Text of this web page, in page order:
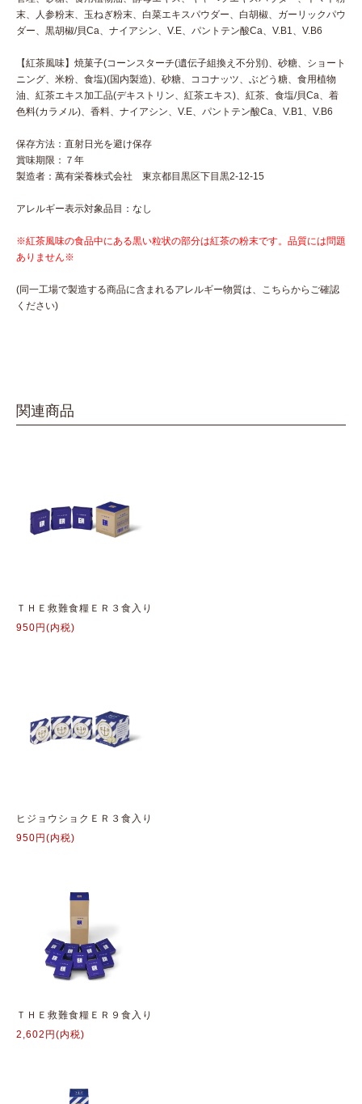
末、人参粉末、玉ねぎ粉末、白菜エキスパウダー、白胡椒、ガーリックパウ
ダー、黒胡椒/貝Ca、ナイアシン、V.E、パントテン酸Ca、V.B1、V.B6
【紅茶風味】焼菓子(コーンスターチ(遺伝子組換え不分別)、砂糖、ショート
ニング、米粉、食塩)(国内製造)、砂糖、ココナッツ、ぶどう糖、食用植物
油、紅茶エキス加工品(デキストリン、紅茶エキス)、紅茶、食塩/貝Ca、着
色料(カラメル)、香料、ナイアシン、V.E、パントテン酸Ca、V.B1、V.B6
保存方法：直射日光を避け保存
賞味期限：７年
製造者：萬有栄養株式会社 東京都目黒区下目黒2-12-15
アレルギー表示対象品目：なし
※紅茶風味の食品中にある黒い粒状の部分は紅茶の粉末です。品質には問題
ありません※
(同一工場で製造する商品に含まれるアレルギー物質は、こちらからご確認
ください)
関連商品
ＴＨＥ救難食糧ＥＲ３食入り
950円(内税)
ヒジョウショクＥＲ３食入り
950円(内税)
ＴＨＥ救難食糧ＥＲ９食入り
2,602円(内税)